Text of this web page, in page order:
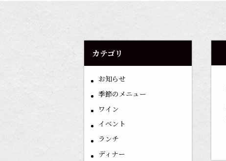
カテゴリ
お知らせ
季節のメニュー
ワイン
イベント
ランチ
ディナー